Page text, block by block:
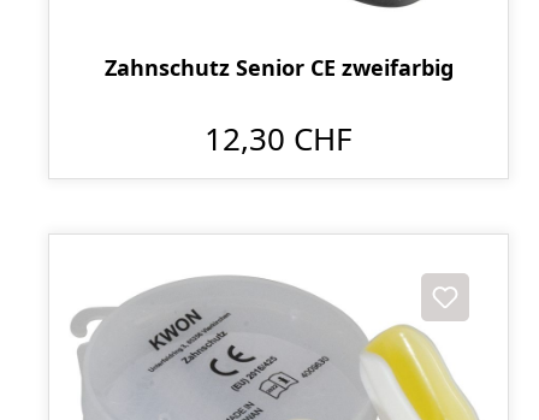
Zahnschutz Senior CE zweifarbig
12,30 CHF